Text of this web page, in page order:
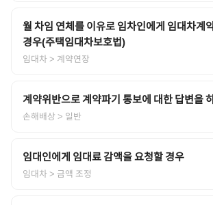
월 차임 연체를 이유로 임차인에게 임대차계
경우(주택임대차보호법)
임대차> 계약연장
계약위반으로 계약파기 통보에 대한 답변을
손해배상 > 일반
임대인에게 임대료 감액을 요청할 경우
임대차> 금액 조정